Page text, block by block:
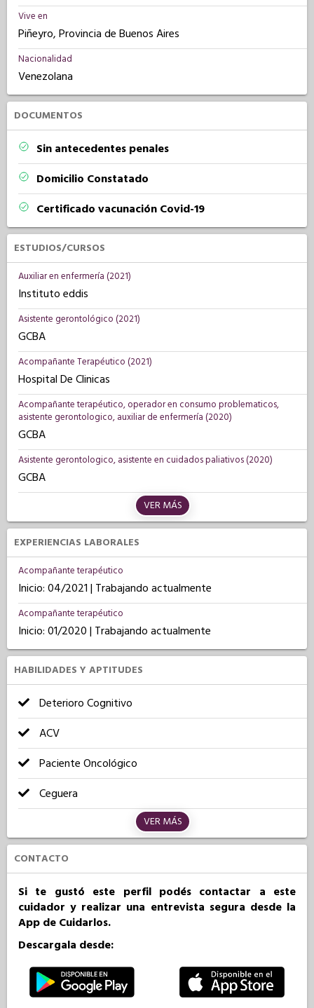
Vive en
Piñeyro, Provincia de Buenos Aires
Nacionalidad
Venezolana
DOCUMENTOS
Sin antecedentes penales
Domicilio Constatado
Certificado vacunación Covid-19
ESTUDIOS/CURSOS
Auxiliar en enfermería (2021)
Instituto eddis
Asistente gerontológico (2021)
GCBA
Acompañante Terapéutico (2021)
Hospital De Clinicas
Acompañante terapéutico, operador en consumo problematicos,
asistente gerontologico, auxiliar de enfermería (2020)
GCBA
Asistente gerontologico, asistente en cuidados paliativos (2020)
GCBA
VER MÁS
EXPERIENCIAS LABORALES
Acompañante terapéutico
Inicio: 04/2021 | Trabajando actualmente
Acompañante terapéutico
Inicio: 01/2020 | Trabajando actualmente
HABILIDADES Y APTITUDES
Deterioro Cognitivo
ACV
Paciente Oncológico
Ceguera
VER MÁS
CONTACTO
Si te gustó este perfil podés contactar a este
cuidador y realizar una entrevista segura desde la
App de Cuidarlos.
Descargala desde: